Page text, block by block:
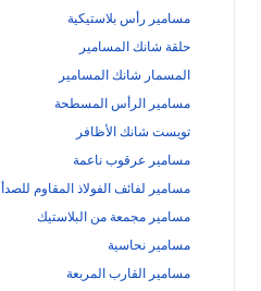
مسامير رأس بلاستيكية
حلقة شانك المسامير
المسمار شانك المسامير
مسامير الرأس المسطحة
تويست شانك الأظافر
مسامير عرقوب ناعمة
مسامير لفائف الفولاذ المقاوم للصدأ
مسامير مجمعة من البلاستيك
مسامير نحاسية
مسامير القارب المربعة